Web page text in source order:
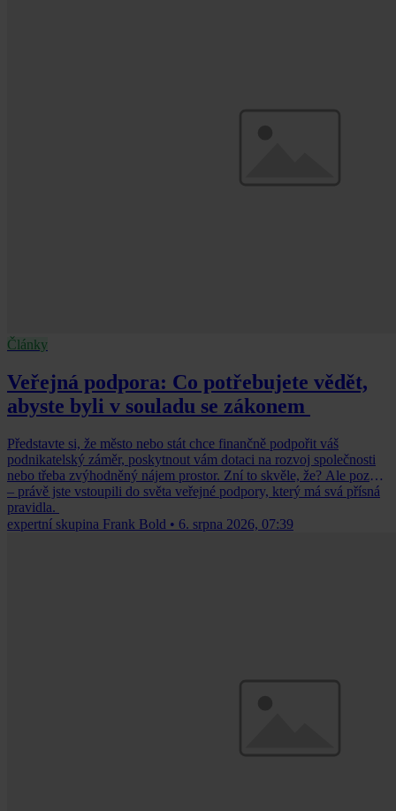
Články
Veřejná podpora: Co potřebujete vědět,
abyste byli v souladu se zákonem
Představte si, že město nebo stát chce finančně podpořit váš
podnikatelský záměr, poskytnout vám dotaci na rozvoj společnosti
nebo třeba zvýhodněný nájem prostor. Zní to skvěle, že? Ale pozor
– právě jste vstoupili do světa veřejné podpory, který má svá přísná
pravidla.
expertní skupina Frank Bold • 6. srpna 2026, 07:39